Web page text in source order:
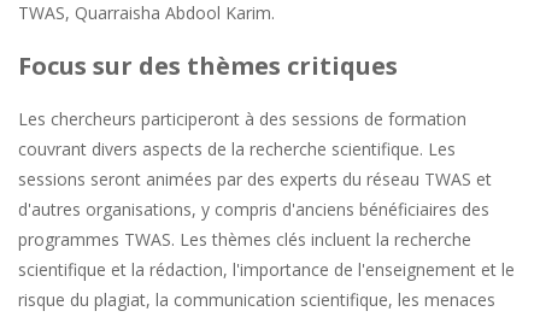
TWAS, Quarraisha Abdool Karim.
Focus sur des thèmes critiques
Les chercheurs participeront à des sessions de formation
couvrant divers aspects de la recherche scientifique. Les
sessions seront animées par des experts du réseau TWAS et
d'autres organisations, y compris d'anciens bénéficiaires des
programmes TWAS. Les thèmes clés incluent la recherche
scientifique et la rédaction, l'importance de l'enseignement et le
risque du plagiat, la communication scientifique, les menaces